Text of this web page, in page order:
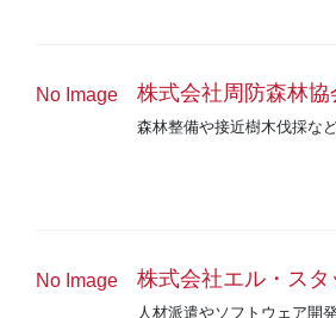
No Image 株式会社周防森林協
森林整備や接近樹木伐採な
No Image 株式会社エル・スタ
人材派遣やソフトウェア開